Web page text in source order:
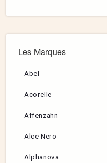
Les Marques
Abel
Acorelle
Affenzahn
Alce Nero
Alphanova